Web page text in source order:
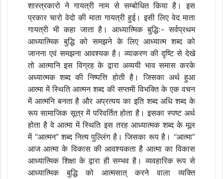
शास्त्रकारो ने गायत्री नाम से सम्बोधित किया है। इस
प्रकार चारो वेदो की माता गायत्री हुई। इसी लिए वेद माता
गायत्री भी कहा जाता है। आध्यात्मिक बुद्धिः- सर्वप्रथम
आध्यात्मिक बुद्धि को समझने के लिए आध्यात्म शब्द को
जानना एवं समझना आवश्यक है। व्याकरण की दृष्टि से देखे
तो आत्मानि इस विग्रह के द्वारा अव्ययी भाव समास करके
अध्यात्मक शब्द की निष्पत्ति होती है। जिसका अर्थ हुआ
आत्मा में स्थिति आत्मन शब्द की सप्तमी विभक्ति के एक वचन
में आत्मनि बनता है और अप्रत्यय का इति शब्द अधि शब्द के
रूप सामाजिक सूत्र में परिवर्तित होता है। इसका स्पष्ट अर्थ
होता है वे आत्मा में स्थिति इस तरह आध्यात्मक शब्द के मूल
में ‘‘आत्मन’’ शब्द नित्य पुल्लिंग है। जिसका रूप है। ‘‘आत्मा’’
आज आत्मा के विकास की आवश्यकता है आत्मा का विकास
आध्यात्मिक शिक्षा के द्वारा ही सम्भव है। व्यवहारिक रूप से
आध्यात्मिक बुद्धि को आत्मसात् करने वाला व्यक्ति